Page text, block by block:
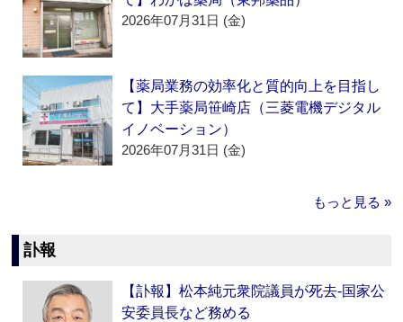
2026年07月31日 (金)
【薬局業務の効率化と質的向上を目指し
て】大手薬局笹崎店（三菱電機デジタル
イノベーション）
2026年07月31日 (金)
もっと見る »
訃報
【訃報】松本純元衆院議員が死去‐国家公
安委員長など務める